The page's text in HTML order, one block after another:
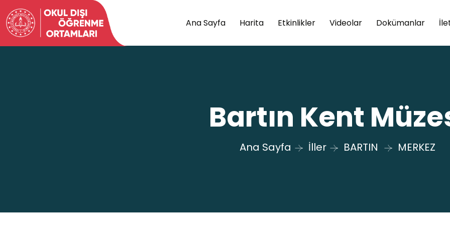
Ana Sayfa Harita Etkinlikler Videolar Dokümanlar
Bartın Kent
Ana Sayfa İller BARTIN MERKEZ